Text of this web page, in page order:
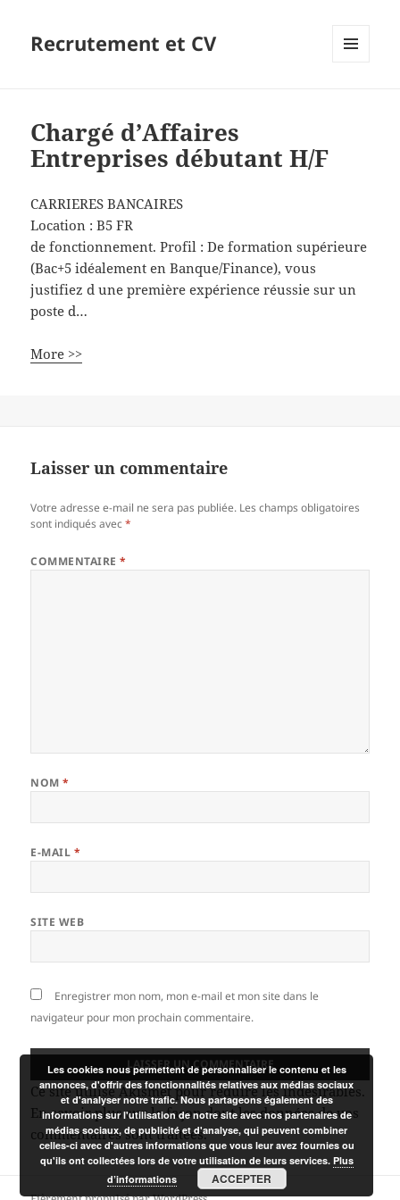
Recrutement et CV
Chargé d’Affaires
Entreprises débutant H/F
CARRIERES BANCAIRES
Location :B5 FR
de fonctionnement. Profil : De formation supérieure
(Bac+5 idéalement en Banque/Finance), vous
justifiez d une première expérience réussie sur un
poste d…
More >>
Laisser un commentaire
Votre adresse e-mail ne sera pas publiée. Les champs obligatoires
sont indiqués avec*
COMMENTAIRE*
NOM*
E-MAIL *
SITE WEB
Enregistrer mon nom, mon e-mail et mon site dans le
navigateur pour mon prochain commentaire.
Ce site utilise Akismet pour réduire les indésirables.
En savoir plus sur la façon dont les données de vos
commentaires sont traitées.
Les cookies nous permettent de personnaliser le contenu et les
annonces, d'offrir des fonctionnalités relatives aux médias sociaux
et d'analyser notre trafic. Nous partageons également des
informations sur l'utilisation de notre site avec nos partenaires de
médias sociaux, de publicité et d'analyse, qui peuvent combiner
celles-ci avec d'autres informations que vous leur avez fournies ou
qu'ils ont collectées lors de votre utilisation de leurs services. Plus
d’informations
ACCEPTER